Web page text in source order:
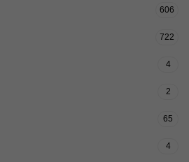
606
722
4
2
65
4